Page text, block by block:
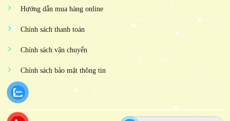
Hướng dẫn mua hàng online
Chính sách thanh toán
Chính sách vận chuyển
Chính sách bảo mật thông tin